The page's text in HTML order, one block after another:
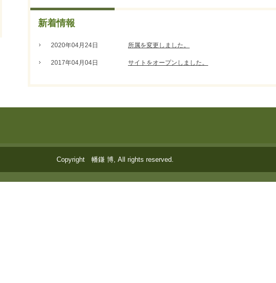
新着情報
2020年04月24日 所属を変更しました。
2017年04月04日 サイトをオープンしました。
Copyright 幡鎌 博, All rights reserved.